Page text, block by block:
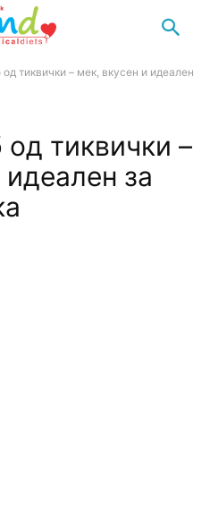
тиквички – мек, вкусен и идеален
тиквички –
за